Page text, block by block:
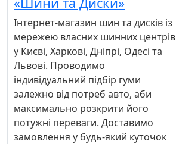
Інтернет-магазин шин та дисків із
мережею власних шинних центрів
у Києві, Харкові, Дніпрі, Одесі та
Львові. Проводимо
індивідуальний підбір гуми
залежно від потреб авто, аби
максимально розкрити його
потужні переваги. Доставимо
замовлення у будь-який куточок